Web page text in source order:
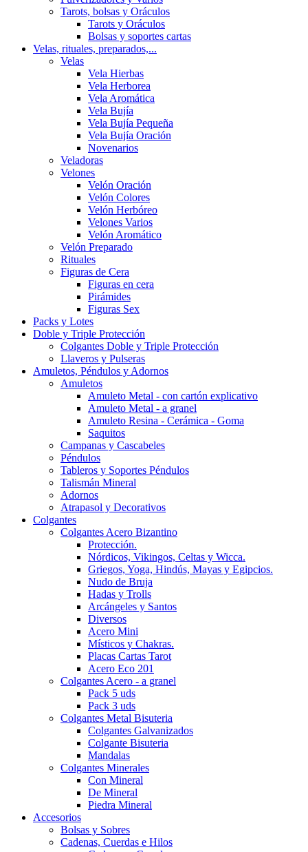
Tarots, bolsas y Oráculos
Tarots y Oráculos
Bolsas y soportes cartas
Velas, rituales, preparados,...
Velas
Vela Hierbas
Vela Herborea
Vela Aromática
Vela Bujía
Vela Bujía Pequeña
Vela Bujía Oración
Novenarios
Veladoras
Velones
Velón Oración
Velón Colores
Velón Herbóreo
Velones Varios
Velón Aromático
Velón Preparado
Rituales
Figuras de Cera
Figuras en cera
Pirámides
Figuras Sex
Packs y Lotes
Doble y Triple Protección
Colgantes Doble y Triple Protección
Llaveros y Pulseras
Amuletos, Péndulos y Adornos
Amuletos
Amuleto Metal - con cartón explicativo
Amuleto Metal - a granel
Amuleto Resina - Cerámica - Goma
Saquitos
Campanas y Cascabeles
Péndulos
Tableros y Soportes Péndulos
Talismán Mineral
Adornos
Atrapasol y Decorativos
Colgantes
Colgantes Acero Bizantino
Protección.
Nórdicos, Vikingos, Celtas y Wicca.
Griegos, Yoga, Hindús, Mayas y Egipcios.
Nudo de Bruja
Hadas y Trolls
Arcángeles y Santos
Diversos
Acero Mini
Místicos y Chakras.
Placas Cartas Tarot
Acero Eco 201
Colgantes Acero - a granel
Pack 5 uds
Pack 3 uds
Colgantes Metal Bisuteria
Colgantes Galvanizados
Colgante Bisuteria
Mandalas
Colgantes Minerales
Con Mineral
De Mineral
Piedra Mineral
Accesorios
Bolsas y Sobres
Cadenas, Cuerdas e Hilos